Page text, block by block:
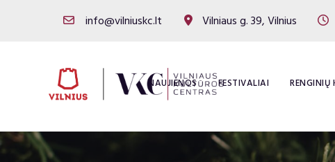
info@vilniuskc.lt Vilniaus g. 39, Vilnius
NAUJIENOS FESTIVALIAI RENGINIŲ